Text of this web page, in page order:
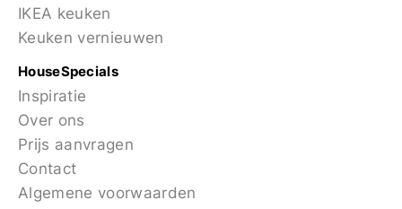
IKEA keuken
Keuken vernieuwen
HouseSpecials
Inspiratie
Over ons
Prijs aanvragen
Contact
Algemene voorwaarden